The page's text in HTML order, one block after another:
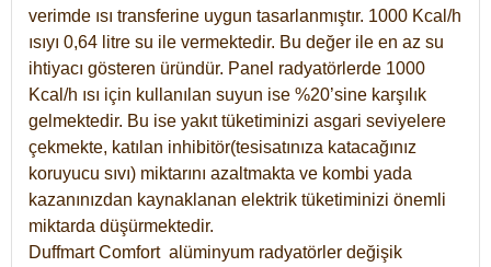
verimde ısı transferine uygun tasarlanmıştır. 1000 Kcal/h
ısıyı 0,64 litre su ile vermektedir. Bu değer ile en az su
ihtiyacı gösteren üründür. Panel radyatörlerde 1000
Kcal/h ısı için kullanılan suyun ise %20’sine karşılık
gelmektedir. Bu ise yakıt tüketiminizi asgari seviyelere
çekmekte, katılan inhibitör(tesisatınıza katacağınız
koruyucu sıvı) miktarını azaltmakta ve kombi yada
kazanınızdan kaynaklanan elektrik tüketiminizi önemli
miktarda düşürmektedir.
Duffmart Comfort alüminyum radyatörler değişik